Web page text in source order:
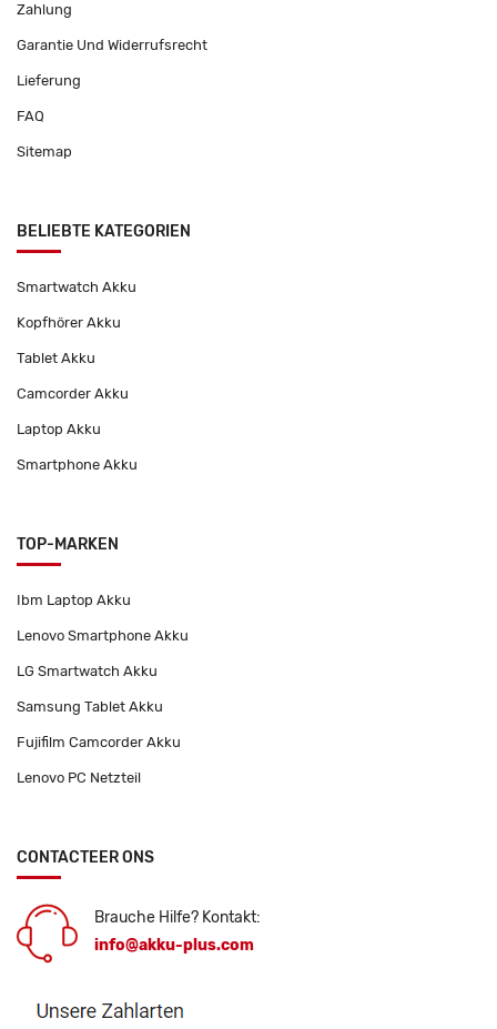
Zahlung
Garantie Und Widerrufsrecht
Lieferung
FAQ
Sitemap
BELIEBTE KATEGORIEN
Smartwatch Akku
Kopfhörer Akku
Tablet Akku
Camcorder Akku
Laptop Akku
Smartphone Akku
TOP-MARKEN
Ibm Laptop Akku
Lenovo Smartphone Akku
LG Smartwatch Akku
Samsung Tablet Akku
Fujifilm Camcorder Akku
Lenovo PC Netzteil
CONTACTEER ONS
Brauche Hilfe? Kontakt:
info@akku-plus.com